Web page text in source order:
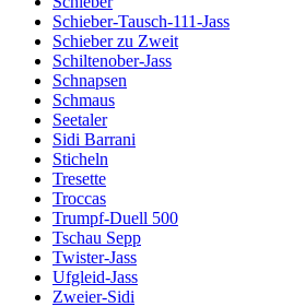
Schieber-Tausch-111-Jass
Schieber zu Zweit
Schiltenober-Jass
Schnapsen
Schmaus
Seetaler
Sidi Barrani
Sticheln
Tresette
Troccas
Trumpf-Duell 500
Tschau Sepp
Twister-Jass
Ufgleid-Jass
Zweier-Sidi